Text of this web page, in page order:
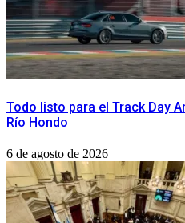
Todo listo para el Track Day
Río Hondo
6 de agosto de 2026